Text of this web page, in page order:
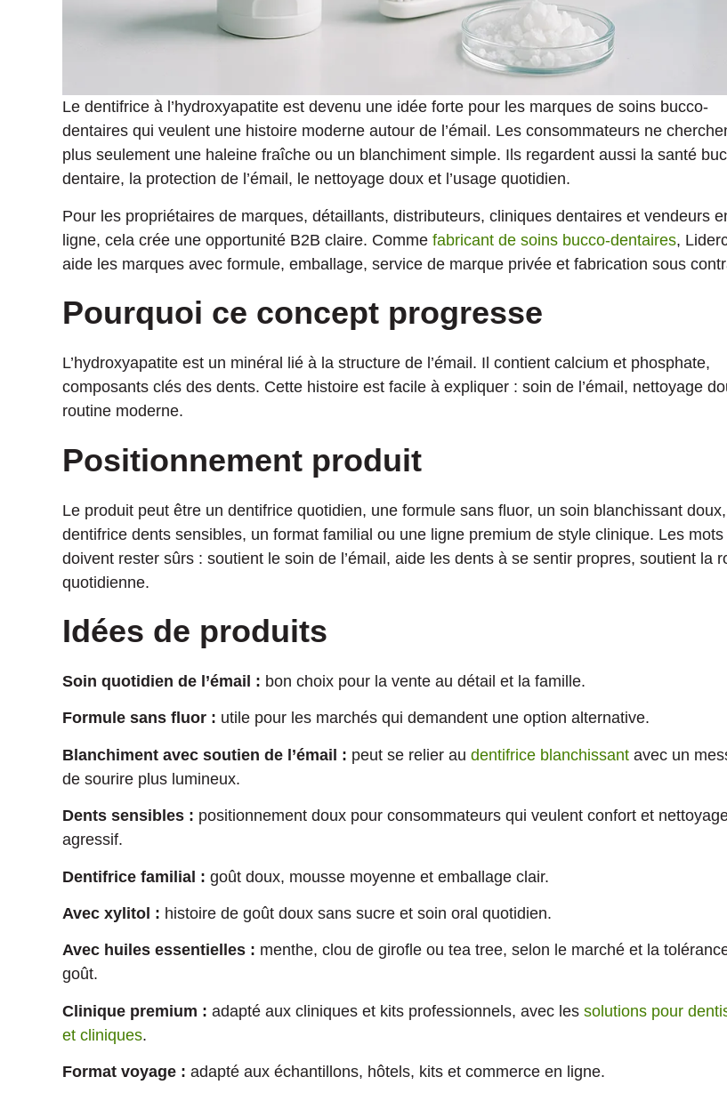
Le dentifrice à l’hydroxyapatite est devenu une idée forte pour les marques de soins bucco-
dentaires qui veulent une histoire moderne autour de l’émail. Les consommateurs ne
plus seulement une haleine fraîche ou un blanchiment simple. Ils regardent aussi la santé
dentaire, la protection de l’émail, le nettoyage doux et l’usage quotidien.
Pour les propriétaires de marques, détaillants, distributeurs, cliniques dentaires et vendeurs
ligne, cela crée une opportunité B2B claire. Comme fabricant de soins bucco-dentaires,
aide les marques avec formule, emballage, service de marque privée et fabrication sous
Pourquoi ce concept progresse
L’hydroxyapatite est un minéral lié à la structure de l’émail. Il contient calcium et phosphate,
composants clés des dents. Cette histoire est facile à expliquer : soin de l’émail, nettoyage
routine moderne.
Positionnement produit
Le produit peut être un dentifrice quotidien, une formule sans fluor, un soin blanchissant
dentifrice dents sensibles, un format familial ou une ligne premium de style clinique. Les mots
doivent rester sûrs : soutient le soin de l’émail, aide les dents à se sentir propres, soutient la
quotidienne.
Idées de produits
Soin quotidien de l’émail : bon choix pour la vente au détail et la famille.
Formule sans fluor : utile pour les marchés qui demandent une option alternative.
Blanchiment avec soutien de l’émail : peut se relier au dentifrice blanchissant avec un
de sourire plus lumineux.
Dents sensibles : positionnement doux pour consommateurs qui veulent confort et
agressif.
Dentifrice familial : goût doux, mousse moyenne et emballage clair.
Avec xylitol : histoire de goût doux sans sucre et soin oral quotidien.
Avec huiles essentielles : menthe, clou de girofle ou tea tree, selon le marché et la
goût.
Clinique premium : adapté aux cliniques et kits professionnels, avec les solutions pour
et cliniques.
Format voyage : adapté aux échantillons, hôtels, kits et commerce en ligne.